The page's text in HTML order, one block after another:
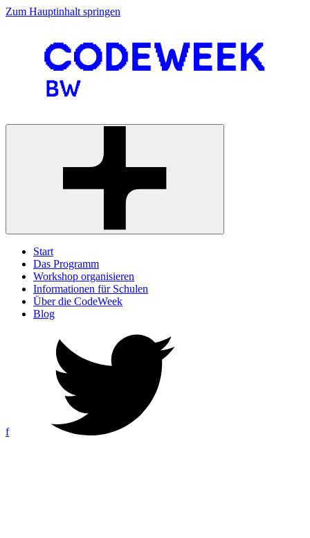
Zum Hauptinhalt springen
Start
Das Programm
Workshop organisieren
Informationen für Schulen
Über die CodeWeek
Blog
f